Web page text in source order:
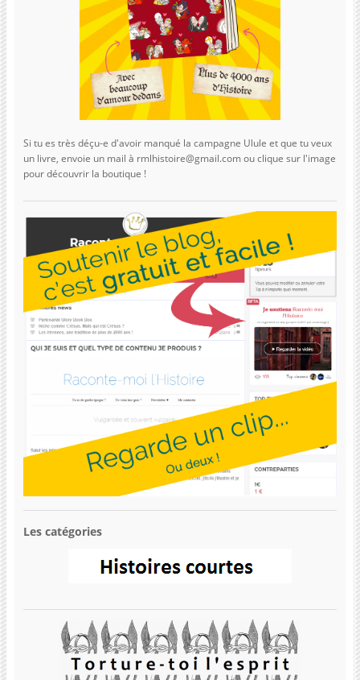
Si tu es très déçu-e d'avoir manqué la campagne Ulule et que tu veux
un livre, envoie un mail à rmlhistoire@gmail.com ou clique sur l'image
pour découvrir la boutique !
Les catégories